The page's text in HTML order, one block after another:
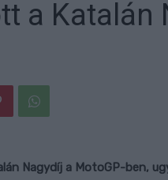
a Katalán
Nagydíj a MotoGP-ben,